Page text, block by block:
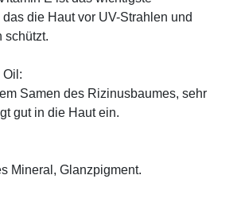
die Haut vor UV-Strahlen und
schützt.
Oil:
Samen des Rizinusbaumes, sehr
gut in die Haut ein.
Mineral, Glanzpigment.